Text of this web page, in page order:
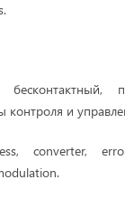
бесконтактный,
контроля и
converter,